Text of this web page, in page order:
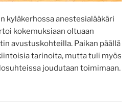
kyläkerhossa anestesialääkäri
kokemuksiaan oltuaan
avustuskohteilla. Paikan päällä
tarinoita, mutta tuli myös
joudutaan toimimaan.